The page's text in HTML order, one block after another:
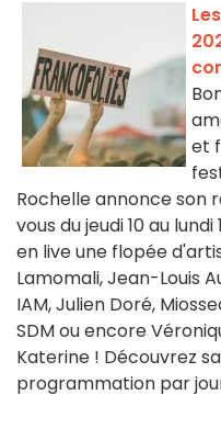
et
Rochelle annonce son
vous du jeudi 10 au
en live une flopée
Lamomali, Jean-Louis
IAM, Julien Doré,
SDM ou encore
Katerine ! Découvrez
programmation par